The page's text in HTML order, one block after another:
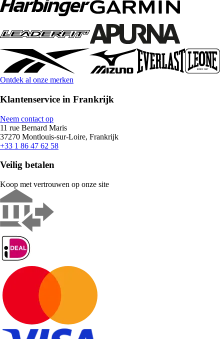
Ontdek al onze merken
Klantenservice in Frankrijk
Neem contact op
11 rue Bernard Maris
37270 Montlouis-sur-Loire, Frankrijk
+33 1 86 47 62 58
Veilig betalen
Koop met vertrouwen op onze site